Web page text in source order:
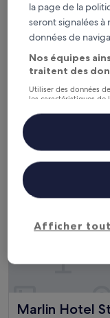
Clink i Lár
Clink i Lár
Hébergement
2.0 étoiles
Centre ville de
Excellent,
8,6/10 Excellent (1
Marlin Hotel
Marlin Hotel
Marlin Hotel
la page de la
seront signalées à
données de
Nos équipes
traitent des
Utiliser des données
les caractéristiques de
personnalisés, mesure
études d’audience et
Liste de nos
Afficher